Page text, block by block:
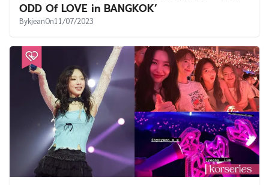
ODD Of LOVE in BANGKOK’
BykjeanOn11/07/2023